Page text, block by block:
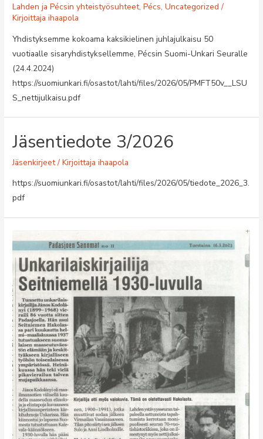
Lahden ja Pécsin yhteistyösuhteet,Pécs,Uncategorized /
Kirjoittajaihaapola
Yhdistyksemme kokoama kaksikielinen juhlajulkaisu 50
vuotiaalle sisaryhdistyksellemme, Pécsin Suomi-Unkari Seuralle
(24.4.2024)
https://suomiunkari.fi/osastot/lahti/files/2026/05/PMFT50v__LSU
S_nettijulkaisu.pdf
Jäsentiedote 3/2026
Jäsenkirjeet/ Kirjoittajaihaapola
https://suomiunkari.fi/osastot/lahti/files/2026/05/tiedote_2026_3.
pdf